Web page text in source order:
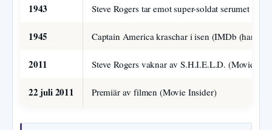
1943 Steve Rogers tar emot super-soldat serumet
1945 Captain America kraschar i isen (IMDb
2011 Steve Rogers vaknar av S.H.I.E.L.D. (Movie
22 juli 2011 Premiär av filmen (Movie Insider)